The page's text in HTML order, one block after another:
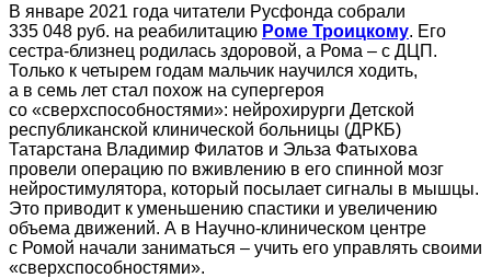
В январе 2021 года читатели Русфонда собрали
335 048 руб. на реабилитацию Роме Троицкому. Его
сестра‑близнец родилась здоровой, а Рома – с ДЦП.
Только к четырем годам мальчик научился ходить,
а в семь лет стал похож на супергероя
со «сверхспособностями»: нейрохирурги Детской
республиканской клинической больницы (ДРКБ)
Татарстана Владимир Филатов и Эльза Фатыхова
провели операцию по вживлению в его спинной мозг
нейростимулятора, который посылает сигналы в мышцы.
Это приводит к уменьшению спастики и увеличению
объема движений. А в Научно-клиническом центре
с Ромой начали заниматься – учить его управлять своими
«сверхспособностями».